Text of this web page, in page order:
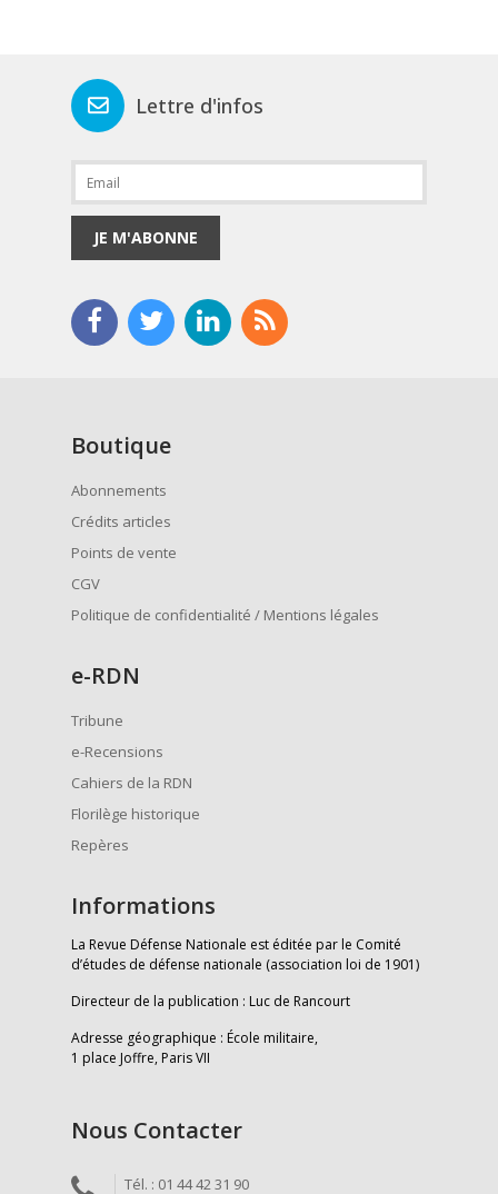
Lettre d'infos
JE M'ABONNE
Boutique
Abonnements
Crédits articles
Points de vente
CGV
Politique de confidentialité / Mentions légales
e-RDN
Tribune
e-Recensions
Cahiers de la RDN
Florilège historique
Repères
Informations
La Revue Défense Nationale est éditée par le Comité
d’études de défense nationale (association loi de 1901)
Directeur de la publication : Luc de Rancourt
Adresse géographique : École militaire,
1 place Joffre, Paris VII
Nous Contacter
Tél. : 01 44 42 31 90